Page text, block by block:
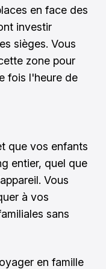
en face des
investir
sièges. Vous
zone pour
fois l'heure de
que vos enfants
entier, quel que
Vous
à vos
sans
en famille